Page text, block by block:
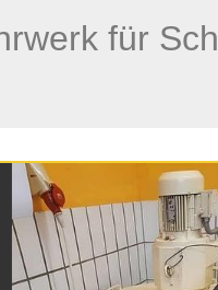
für